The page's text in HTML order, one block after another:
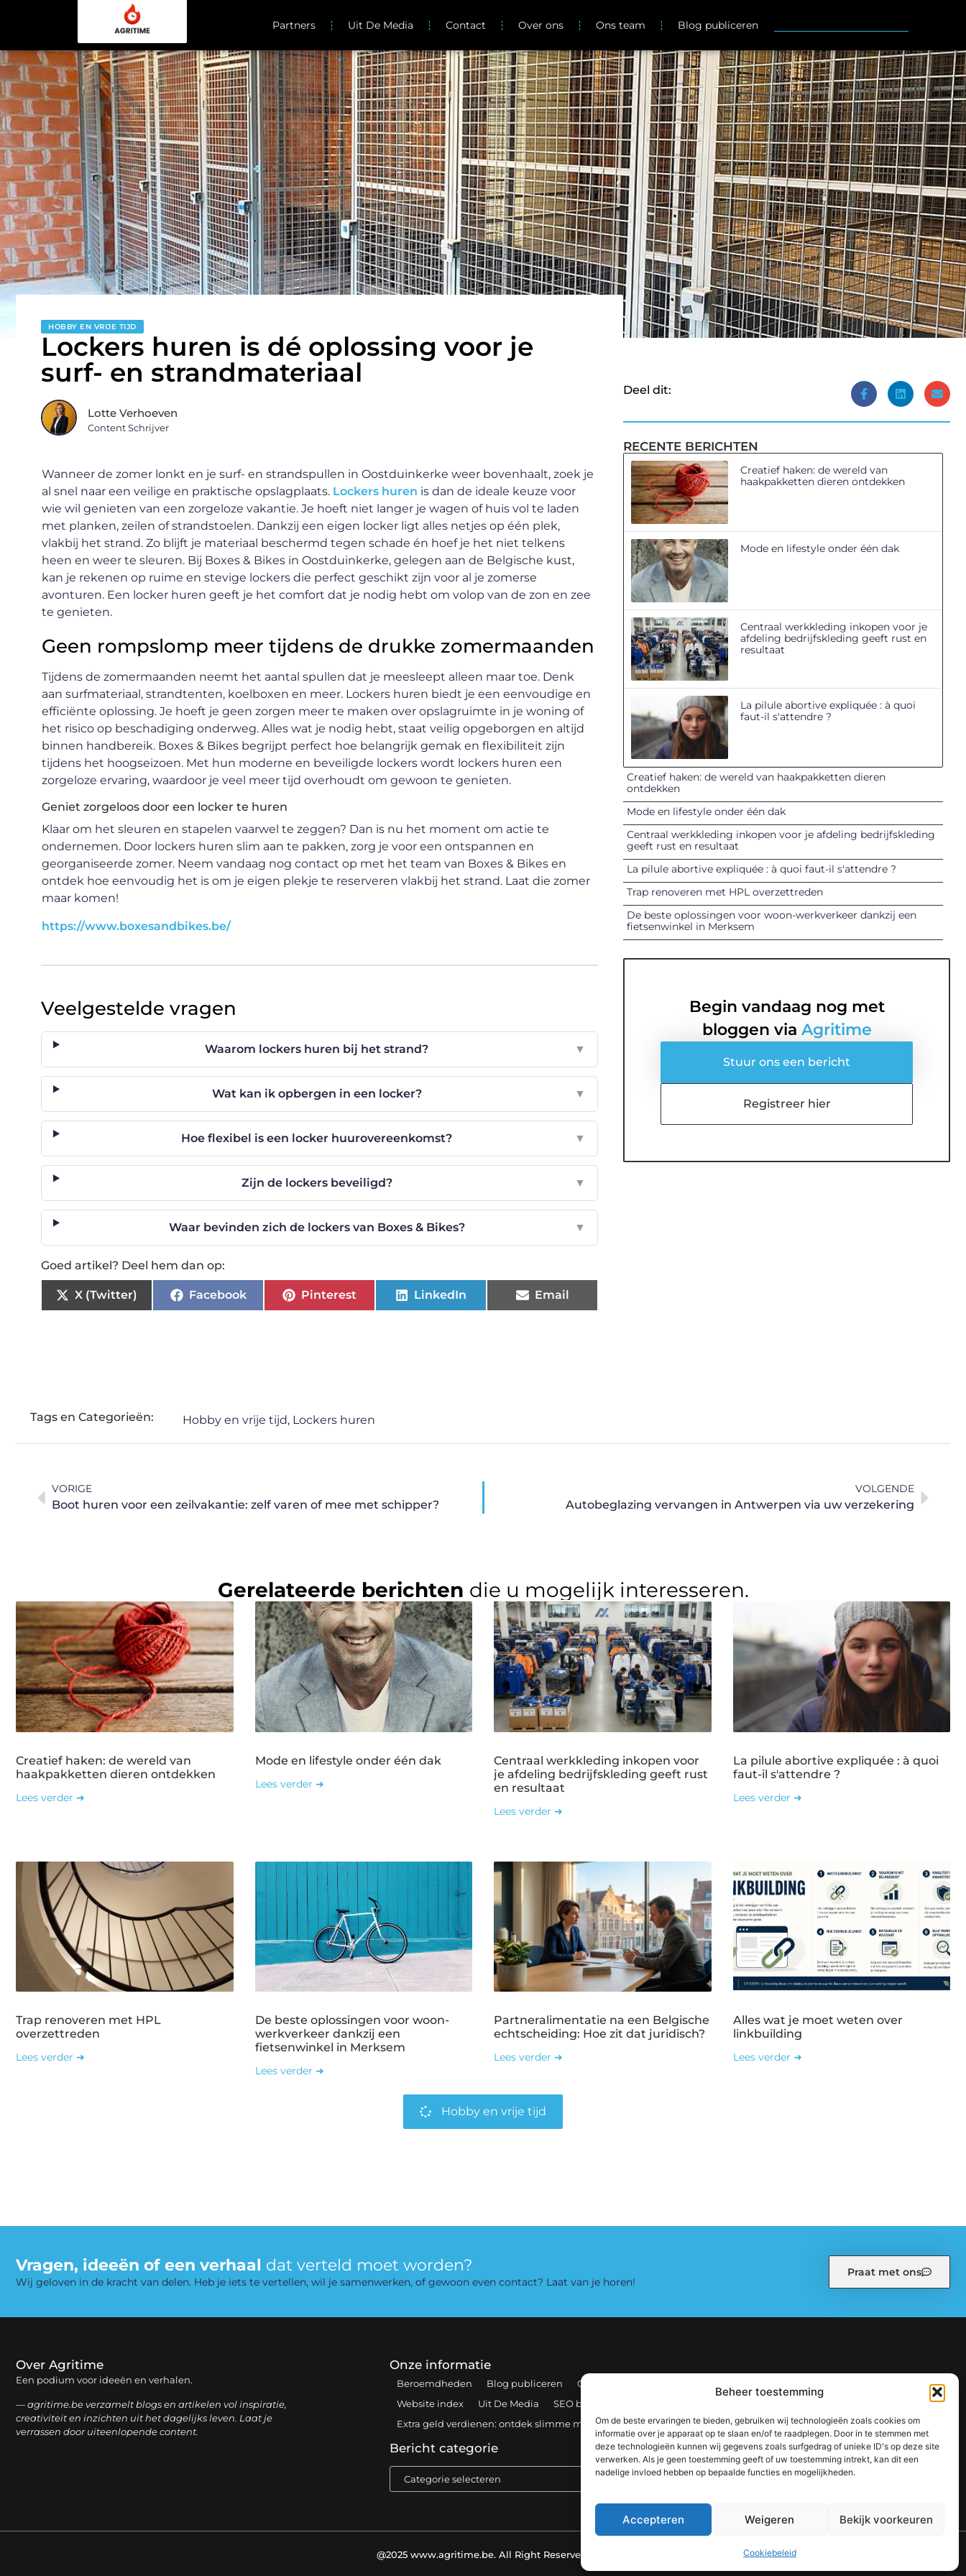
Beheer toestemming
Om de beste ervaringen te bieden, gebruiken wij technologieën zoals cookies om
informatie over je apparaat op te slaan en/of te raadplegen. Door in te stemmen met
deze technologieën kunnen wij gegevens zoals surfgedrag of unieke ID's op deze site
verwerken. Als je geen toestemming geeft of uw toestemming intrekt, kan dit een
nadelige invloed hebben op bepaalde functies en mogelijkheden.
Accepteren Weigeren Bekijk voorkeuren
Cookiebeleid
Partners Uit De Media Contact Over ons Ons team Blog publiceren
TOP
HOBBY EN VRIJE TIJD
Lockers huren is dé oplossing voor je
surf- en strandmateriaal
Lotte Verhoeven
Content Schrijver
Wanneer de zomer lonkt en je surf- en strandspullen in Oostduinkerke weer bovenhaalt, zoek je
al snel naar een veilige en praktische opslagplaats. Lockers huren is dan de ideale keuze voor
wie wil genieten van een zorgeloze vakantie. Je hoeft niet langer je wagen of huis vol te laden
met planken, zeilen of strandstoelen. Dankzij een eigen locker ligt alles netjes op één plek,
vlakbij het strand. Zo blijft je materiaal beschermd tegen schade én hoef je het niet telkens
heen en weer te sleuren. Bij Boxes & Bikes in Oostduinkerke, gelegen aan de Belgische kust,
kan je rekenen op ruime en stevige lockers die perfect geschikt zijn voor al je zomerse
avonturen. Een locker huren geeft je het comfort dat je nodig hebt om volop van de zon en zee
te genieten.
Geen rompslomp meer tijdens de drukke zomermaanden
Tijdens de zomermaanden neemt het aantal spullen dat je meesleept alleen maar toe. Denk
aan surfmateriaal, strandtenten, koelboxen en meer. Lockers huren biedt je een eenvoudige en
efficiënte oplossing. Je hoeft je geen zorgen meer te maken over opslagruimte in je woning of
het risico op beschadiging onderweg. Alles wat je nodig hebt, staat veilig opgeborgen en altijd
binnen handbereik. Boxes & Bikes begrijpt perfect hoe belangrijk gemak en flexibiliteit zijn
tijdens het hoogseizoen. Met hun moderne en beveiligde lockers wordt lockers huren een
zorgeloze ervaring, waardoor je veel meer tijd overhoudt om gewoon te genieten.
Geniet zorgeloos door een locker te huren
Klaar om het sleuren en stapelen vaarwel te zeggen? Dan is nu het moment om actie te
ondernemen. Door lockers huren slim aan te pakken, zorg je voor een ontspannen en
georganiseerde zomer. Neem vandaag nog contact op met het team van Boxes & Bikes en
ontdek hoe eenvoudig het is om je eigen plekje te reserveren vlakbij het strand. Laat die zomer
maar komen!
https://www.boxesandbikes.be/
Veelgestelde vragen
Waarom lockers huren bij het strand? ▼
Wat kan ik opbergen in een locker? ▼
Hoe flexibel is een locker huurovereenkomst? ▼
Zijn de lockers beveiligd? ▼
Waar bevinden zich de lockers van Boxes & Bikes? ▼
Goed artikel? Deel hem dan op:
X (Twitter) Facebook Pinterest LinkedIn Email
Deel dit:
RECENTE BERICHTEN
Creatief haken: de wereld van
haakpakketten dieren ontdekken
Mode en lifestyle onder één dak
Centraal werkkleding inkopen voor je
afdeling bedrijfskleding geeft rust en
resultaat
La pilule abortive expliquée : à quoi
faut-il s'attendre ?
Creatief haken: de wereld van haakpakketten dieren
ontdekken
Mode en lifestyle onder één dak
Centraal werkkleding inkopen voor je afdeling bedrijfskleding
geeft rust en resultaat
La pilule abortive expliquée : à quoi faut-il s'attendre ?
Trap renoveren met HPL overzettreden
De beste oplossingen voor woon-werkverkeer dankzij een
fietsenwinkel in Merksem
Begin vandaag nog met
bloggen via Agritime
Stuur ons een bericht
Registreer hier
Tags en Categorieën: Hobby en vrije tijd, Lockers huren
VORIGE
Boot huren voor een zeilvakantie: zelf varen of mee met schipper?
VOLGENDE
Autobeglazing vervangen in Antwerpen via uw verzekering
Gerelateerde berichten die u mogelijk interesseren.
Creatief haken: de wereld van
haakpakketten dieren ontdekken
Lees verder ➜
Mode en lifestyle onder één dak
Lees verder ➜
Centraal werkkleding inkopen voor
je afdeling bedrijfskleding geeft rust
en resultaat
Lees verder ➜
La pilule abortive expliquée : à quoi
faut-il s'attendre ?
Lees verder ➜
Trap renoveren met HPL
overzettreden
Lees verder ➜
De beste oplossingen voor woon-
werkverkeer dankzij een
fietsenwinkel in Merksem
Lees verder ➜
Partneralimentatie na een Belgische
echtscheiding: Hoe zit dat juridisch?
Lees verder ➜
Alles wat je moet weten over
linkbuilding
Lees verder ➜
Hobby en vrije tijd
Vragen, ideeën of een verhaal dat verteld moet worden?
Wij geloven in de kracht van delen. Heb je iets te vertellen, wil je samenwerken, of gewoon even contact? Laat van je horen!
Praat met ons
Over Agritime
Een podium voor ideeën en verhalen.
— agritime.be verzamelt blogs en artikelen vol inspiratie,
creativiteit en inzichten uit het dagelijks leven. Laat je
verrassen door uiteenlopende content.
Onze informatie
Beroemdheden Blog publiceren Contact
Website index
Uit De Media
SEO backlinks kopen: zo bouw je stap voor stap aan een sterke online autoriteit
Extra geld verdienen: ontdek slimme manieren om jouw inkomen te vergroten
Bericht categorie
@2025 www.agritime.be. All Right Reserved.​